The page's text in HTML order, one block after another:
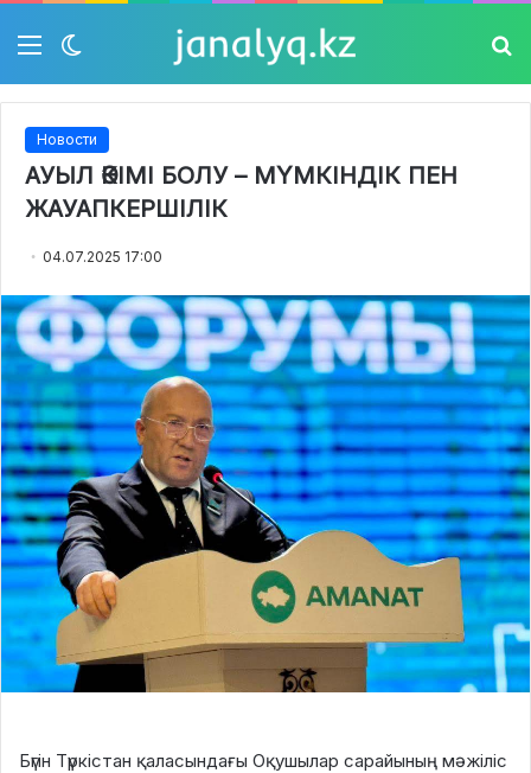
Мәзір
skin
Новости
АУЫЛ ӘКІМІ БОЛУ – МҮМКІНДІК ПЕН
ЖАУАПКЕРШІЛІК
04.07.2025 17:00
Бүгін Түркістан қаласындағы Оқушылар сарайының мәжіліс